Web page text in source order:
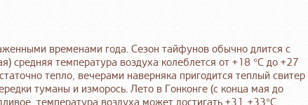
временами года. Сезон тайфунов обычно длится с
средняя температура воздуха колеблется от +18 °C до +27
тепло, вечерами наверняка пригодится теплый свитер
туманы и изморось. Лето в Гонконге (с конца мая до